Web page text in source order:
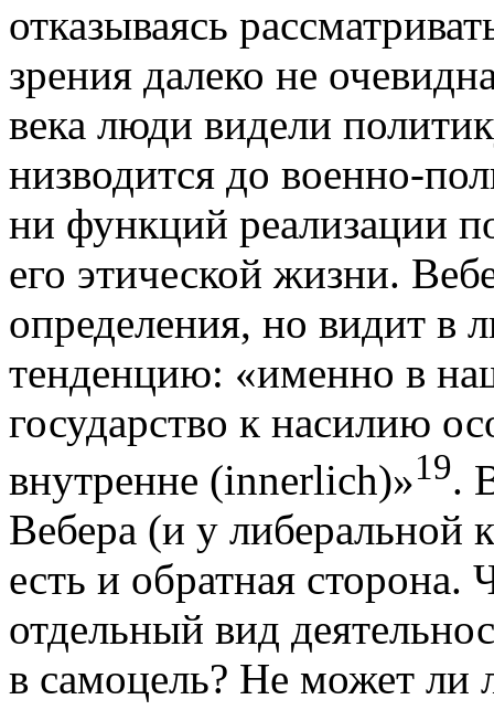
отказываясь
зрения далеко не
века люди видели
низводится до военно-
ни функций реализации
его этической жизни.
определения, но видит в
тенденцию: «именно в
государство к насилию
внутренне (innerlich)»19.
Вебера (и у либеральной
есть и обратная сторона.
отдельный вид
в самоцель? Не может ли